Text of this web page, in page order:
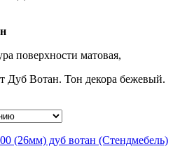
поверхности матовая,
Дуб Вотан. Тон декора бежевый.